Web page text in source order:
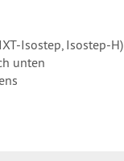
Isostep, Isostep-H)
unten